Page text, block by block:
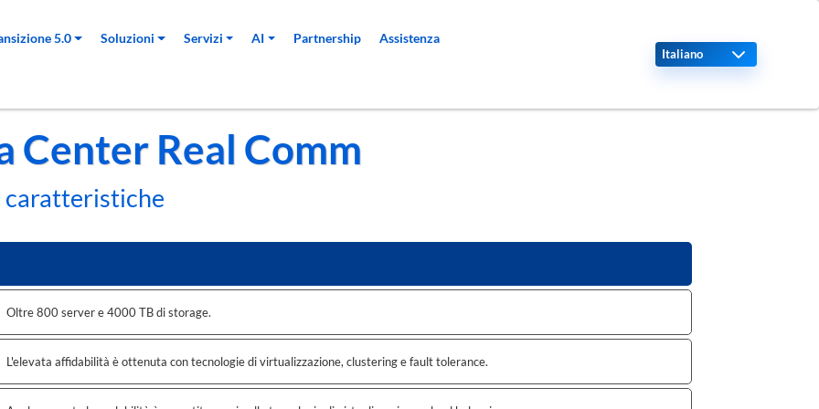
5.0 Soluzioni Servizi AI Partnership
Assistenza
Center Real Comm
caratteristiche
Oltre 800 server e 4000 TB di storage.
L'elevata affidabilità è ottenuta con tecnologie di virtualizzazione, clustering e fault tolerance.